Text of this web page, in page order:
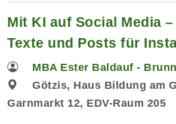
Mit KI auf Social Media
Texte und Posts für
MBA Ester Baldauf -
Götzis, Haus Bildung am
Garnmarkt 12, EDV-Raum 205